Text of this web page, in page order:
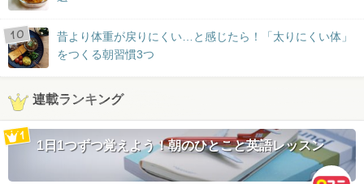
昔より体重が戻りにくい…と感じたら！「太りにくい体」
をつくる朝習慣3つ
連載ランキング
1日1つずつ覚えよう！朝のひとこと英語レッスン